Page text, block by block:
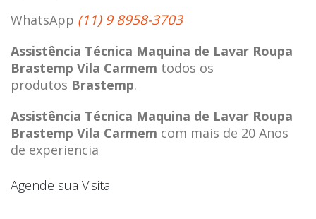
WhatsApp (11) 9 8958-3703
Assistência Técnica Maquina de Lavar Roupa
Brastemp Vila Carmem todos os
produtos Brastemp.
Assistência Técnica Maquina de Lavar Roupa
Brastemp Vila Carmem com mais de 20 Anos
de experiencia
Agende sua Visita